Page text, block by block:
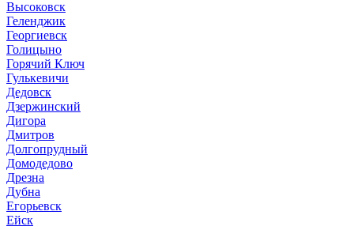
Высоковск
Геленджик
Георгиевск
Голицыно
Горячий Ключ
Гулькевичи
Дедовск
Дзержинский
Дигора
Дмитров
Долгопрудный
Домодедово
Дрезна
Дубна
Егорьевск
Ейск